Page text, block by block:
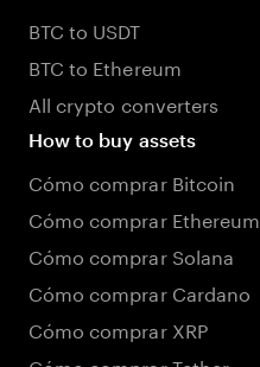
BTC to USDT
BTC to Ethereum
All crypto converters
How to buy assets
Cómo comprar Bitcoin
Cómo comprar Ethereum
Cómo comprar Solana
Cómo comprar Cardano
Cómo comprar XRP